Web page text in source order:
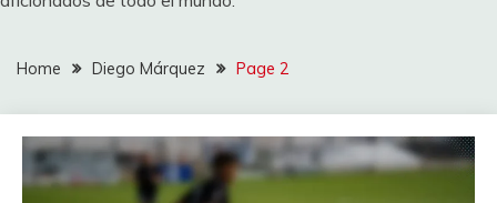
Home Diego Márquez Page 2